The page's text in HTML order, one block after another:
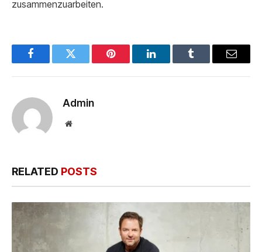
zusammenzuarbeiten.
FacebookTwitter Pinterest LinkedInTumblr Email
Admin
Website
RELATED POSTS